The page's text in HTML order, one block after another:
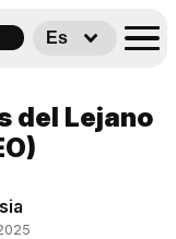
Es
del Lejano